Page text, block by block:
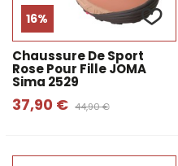
16%
Chaussure De Sport
Rose Pour Fille JOMA
Sima 2529
37,90 € 44,90 €